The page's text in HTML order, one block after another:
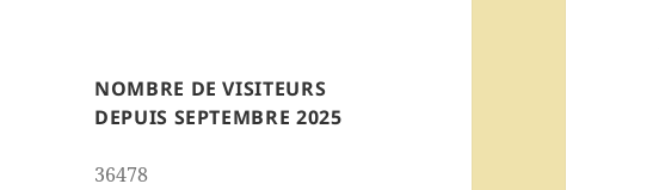
NOMBRE DE VISITEURS
DEPUIS SEPTEMBRE 2025
36478